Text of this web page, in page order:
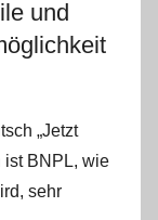
und
„Jetzt
ist BNPL, wie
sehr